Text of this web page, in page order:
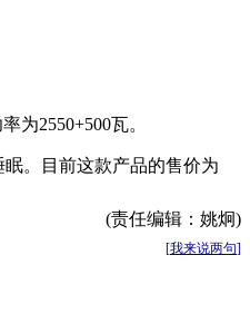
2550+500瓦。
。目前这款产品的售价为
(责任编辑：姚炯)
[我来说两句]